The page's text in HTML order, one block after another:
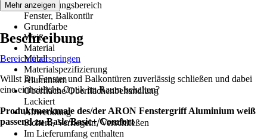
Anwendungsbereich
Fenster, Balkontür
Grundfarbe
Weiß
Material
Metall
Materialspezifizierung
Aluminium
Oberfläche/Oberflächenbehandlung
Lackiert
Anwendung
Sichern, Verriegeln, Verschließen
Im Lieferumfang enthalten
Mehr anzeigen
Beschreibung
Bereich überspringen
Willst Du Fenster und Balkontüren zuverlässig schließen und dabei
eine einheitliche Optik im Raum behalten?
Produktmerkmale des/der ARON Fenstergriff Aluminium weiß
passend zu Basic/Basic+/Comfort